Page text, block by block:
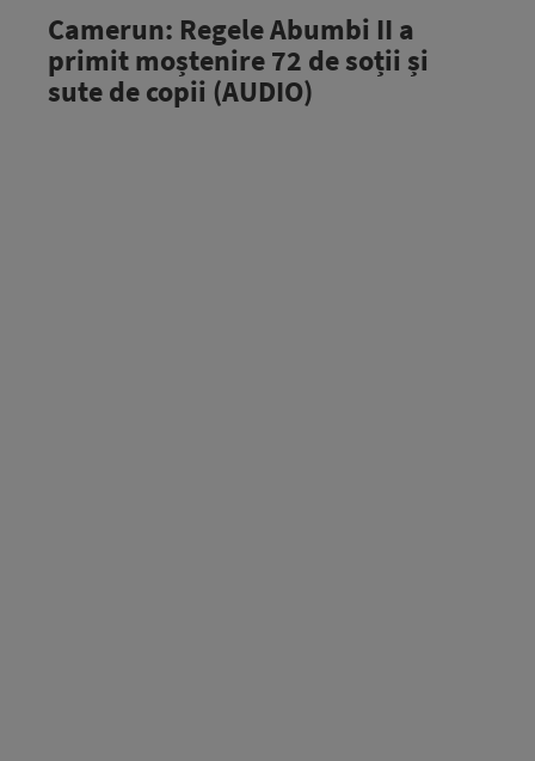
Camerun: Regele Abumbi II a
primit moștenire 72 de soții și
sute de copii (AUDIO)